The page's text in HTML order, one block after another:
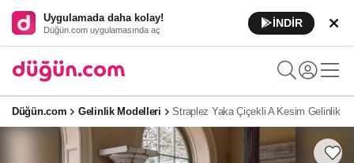
Uygulamada daha kolay!
Düğün.com uygulamasında aç
İNDİR
Düğün.com Gelinlik Modelleri Straplez Yaka Çiçekli A Kesim Gelinlik